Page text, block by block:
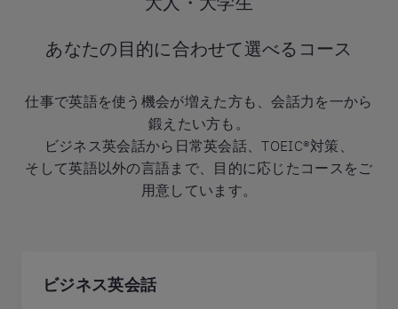
あなたの目的に合わせて選べるコース
仕事で英語を使う機会が増えた方も、会話力を一から
鍛えたい方も。
ビジネス英会話から日常英会話、TOEIC®対策、
そして英語以外の言語まで、目的に応じたコースをご
用意しています。
ビジネス英会話